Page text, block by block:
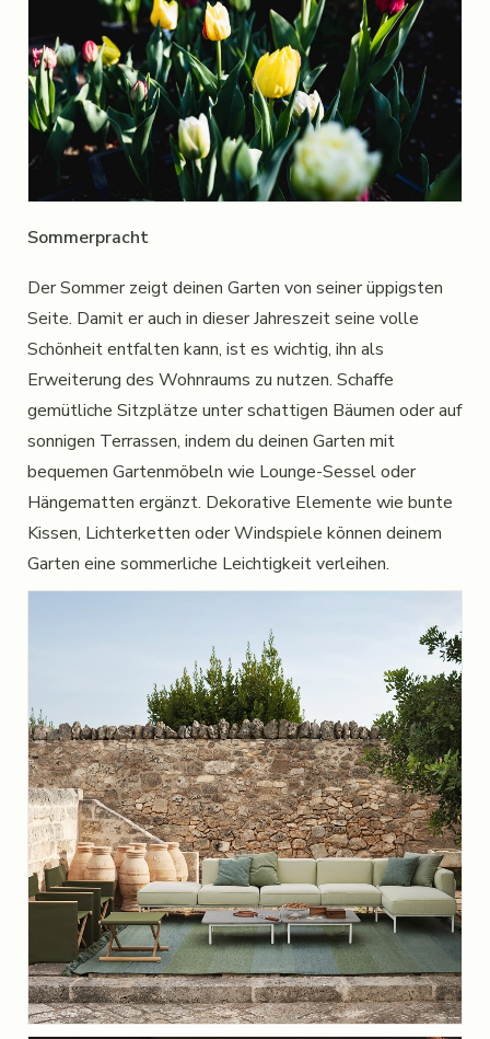
Sommerpracht
Der Sommer zeigt deinen Garten von seiner üppigsten
Seite. Damit er auch in dieser Jahreszeit seine volle
Schönheit entfalten kann, ist es wichtig, ihn als
Erweiterung des Wohnraums zu nutzen. Schaffe
gemütliche Sitzplätze unter schattigen Bäumen oder auf
sonnigen Terrassen, indem du deinen Garten mit
bequemen Gartenmöbeln wie Lounge-Sessel oder
Hängematten ergänzt. Dekorative Elemente wie bunte
Kissen, Lichterketten oder Windspiele können deinem
Garten eine sommerliche Leichtigkeit verleihen.